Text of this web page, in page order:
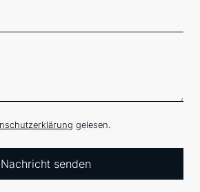
gelesen.
Nachricht senden